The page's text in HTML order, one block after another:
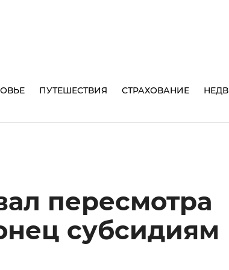
ПУТЕШЕСТВИЯ СТРАХОВАНИЕ
пересмотра
субсидиям